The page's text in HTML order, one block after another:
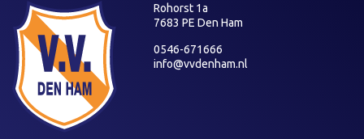
Rohorst 1a
7683 PE Den Ham
0546-671666
info@vvdenham.nl